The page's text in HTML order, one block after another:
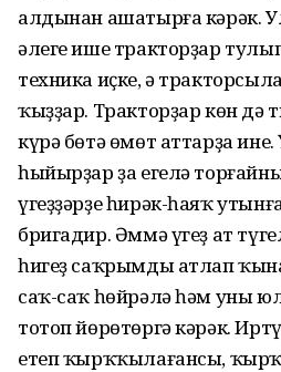
алдынан ашатырға кәрәк.
әлеге ише тракторҙар
техника иҫке, ә
ҡыҙҙар. Тракторҙар көн дә
күрә бөтә өмөт аттарҙа ине.
һыйырҙар ҙа егелә
үгеҙҙәрҙе һирәк-һаяҡ
бригадир. Әммә үгеҙ ат
һигеҙ саҡрымды атлап
саҡ-саҡ һөйрәлә һәм уны
тотоп йөрөтөргә кәрәк.
етеп ҡырҡҡылағансы,